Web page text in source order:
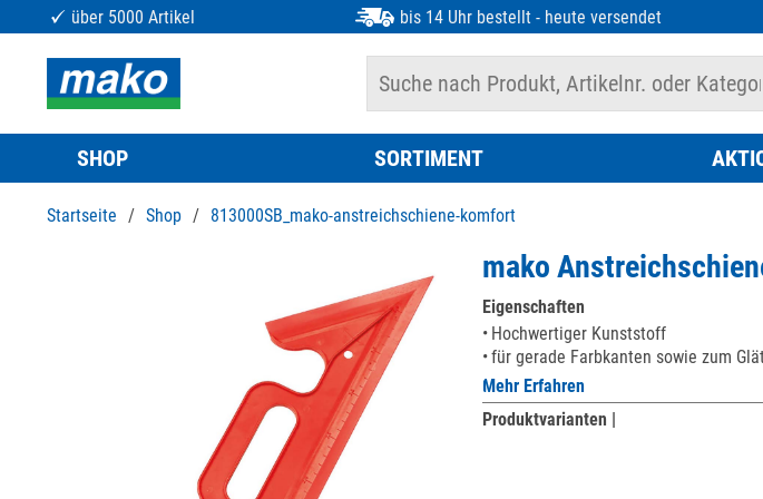
über 5000 Artikel bis 14 Uhr bestellt - heute versendet
SHOP SORTIMENT
Startseite / Shop / 813000SB_mako-anstreichschiene-komfort
mako
Eigenschaften
Hochwertiger Kunststoff
für gerade Farbkanten sowie zum
Mehr Erfahren
Produktvarianten |